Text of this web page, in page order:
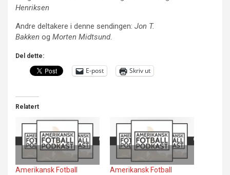
Henriksen
Andre deltakere i denne sendingen: Jon T.
Bakken og Morten Midtsund.
Del dette:
E-post Skriv ut
Relatert
Amerikansk Fotball
Amerikansk Fotball